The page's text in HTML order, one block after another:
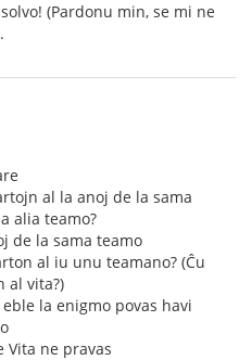
(Pardonu min, se mi ne
al la anoj de la sama
alia teamo?
de la sama teamo
al iu unu teamano? (Ĉu
al vita?)
la enigmo povas havi
Vita ne pravas